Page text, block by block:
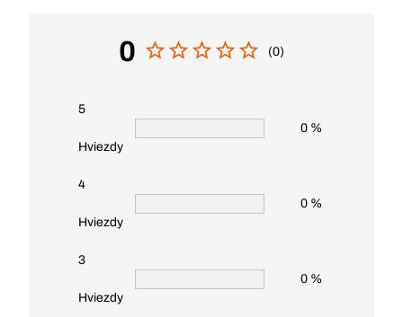
0 (0)
5
Hviezdy
0 %
4
Hviezdy
0 %
3
Hviezdy
0 %